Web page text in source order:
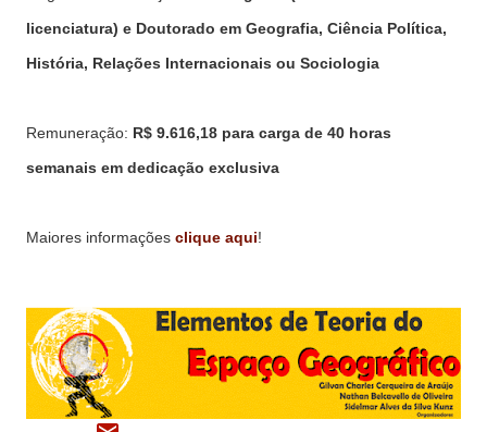
licenciatura) e Doutorado em Geografia, Ciência Política,
História, Relações Internacionais ou Sociologia
Remuneração: R$ 9.616,18 para carga de 40 horas
semanais em dedicação exclusiva
Maiores informações clique aqui!